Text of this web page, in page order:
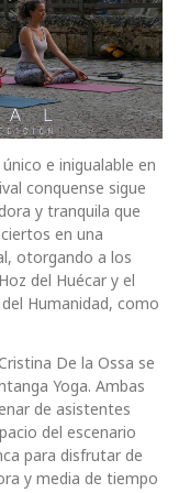
e inigualable en
conquense sigue
y tranquila que
en una
otorgando a los
del Huécar y el
Humanidad, como
De la Ossa se
Yoga. Ambas
de asistentes
del escenario
para disfrutar de
y media de tiempo